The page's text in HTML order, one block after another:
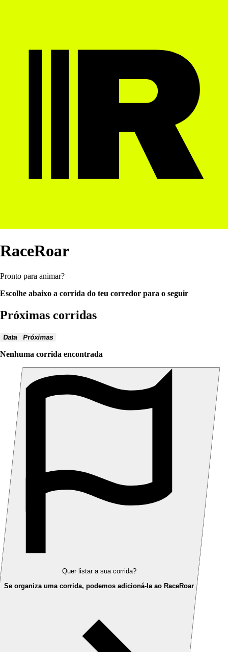
RaceRoar
Pronto para animar?
Escolhe abaixo a corrida do teu corredor para o seguir
Próximas corridas
Data Próximas
Nenhuma corrida encontrada
Quer listar a sua corrida?
Se organiza uma corrida, podemos adicioná-la ao RaceRoar